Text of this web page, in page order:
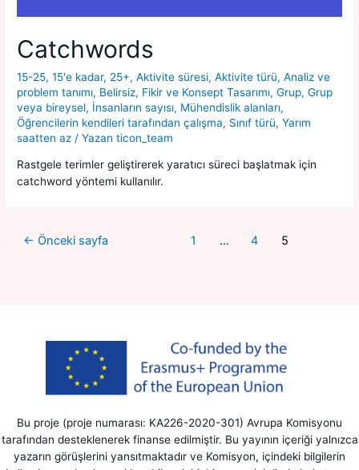
Catchwords
15-25,15'e kadar, 25+,Aktivite süresi,Aktivite türü,Analiz ve
problem tanımı, Belirsiz, Fikir ve Konsept Tasarımı,Grup,Grup
veya bireysel, İnsanların sayısı, Mühendislik alanları,
Öğrencilerin kendileri tarafından çalışma, Sınıf türü,Yarım
saatten az / Yazan ticon_team
Rastgele terimler geliştirerek yaratıcı süreci başlatmak için
catchword yöntemi kullanılır.
← Önceki sayfa 1 … 4 5
Bu proje (proje numarası: KA226-2020-301) Avrupa Komisyonu
tarafından desteklenerek finanse edilmiştir. Bu yayının içeriği yalnızca
yazarın görüşlerini yansıtmaktadır ve Komisyon, içindeki bilgilerin